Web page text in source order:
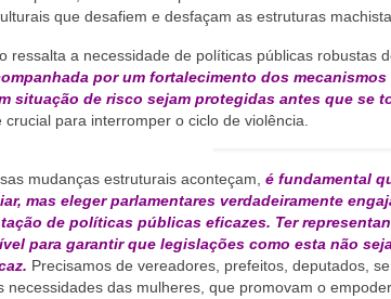
que desafiem e desfaçam as estruturas
ressalta a necessidade de políticas públicas robustas
por um fortalecimento dos
situação de risco sejam protegidas antes que se
crucial para interromper o ciclo de violência.
mudanças estruturais aconteçam, é fundamental
mas eleger parlamentares verdadeiramente
de políticas públicas eficazes. Ter
para garantir que legislações como esta não
Precisamos de vereadores, prefeitos, deputados,
necessidades das mulheres, que promovam o